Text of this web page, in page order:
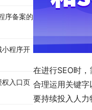
在进行SEO时
合理运用关键
要持续投入人力
序备案的
小程序开
权入口页